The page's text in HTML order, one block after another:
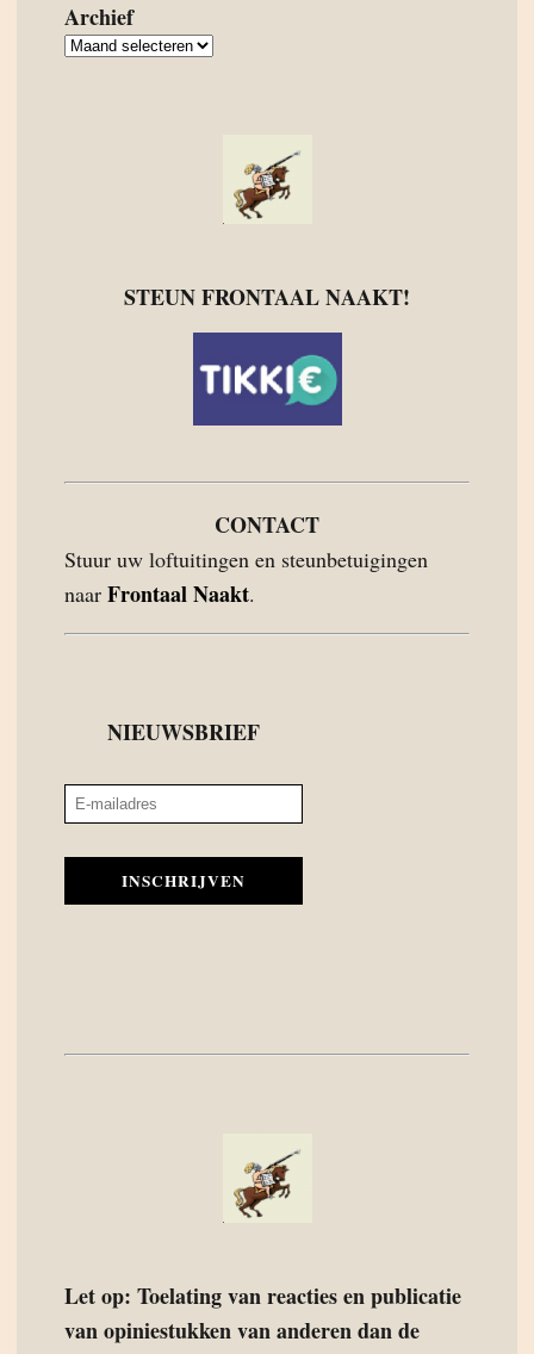
Archief
Archief
STEUN FRONTAAL NAAKT!
CONTACT
Stuur uw loftuitingen en steunbetuigingen
naar Frontaal Naakt.
NIEUWSBRIEF
INSCHRIJVEN
Let op: Toelating van reacties en publicatie
van opiniestukken van anderen dan de